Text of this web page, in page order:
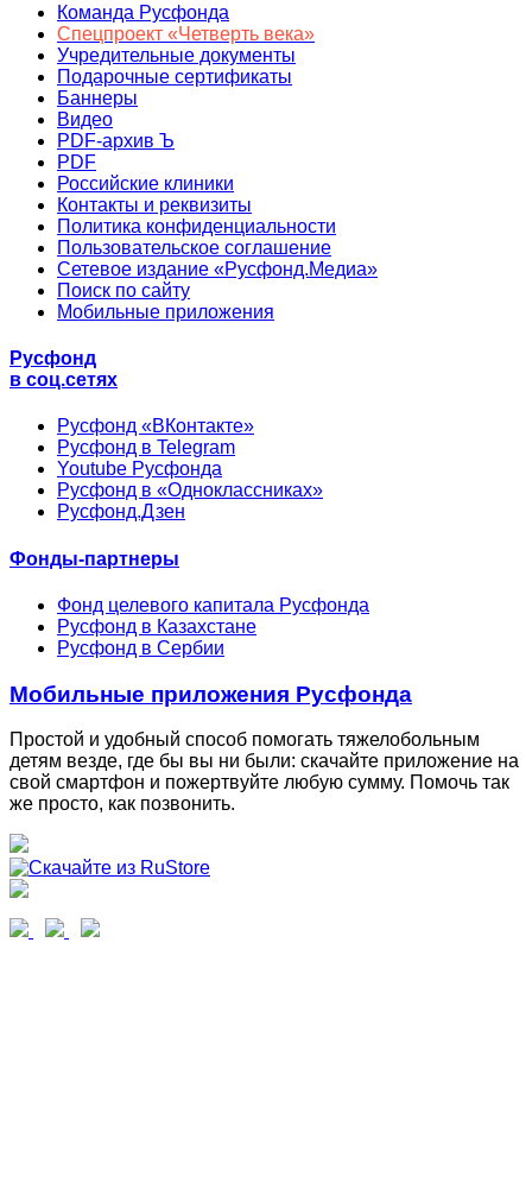
Команда Русфонда
Спецпроект «Четверть века»
Учредительные документы
Подарочные сертификаты
Баннеры
Видео
PDF-архив Ъ
PDF
Российские клиники
Контакты и реквизиты
Политика конфиденциальности
Пользовательское соглашение
Сетевое издание «Русфонд.Медиа»
Поиск по сайту
Мобильные приложения
Русфонд
в соц.сетях
Русфонд «ВКонтакте»
Русфонд в Telegram
Youtube Русфонда
Русфонд в «Одноклассниках»
Русфонд.Дзен
Фонды-партнеры
Фонд целевого капитала Русфонда
Русфонд в Казахстане
Русфонд в Сербии
Мобильные приложения Русфонда
Простой и удобный способ помогать тяжелобольным
детям везде, где бы вы ни были: скачайте приложение на
свой смартфон и пожертвуйте любую сумму. Помочь так
же просто, как позвонить.